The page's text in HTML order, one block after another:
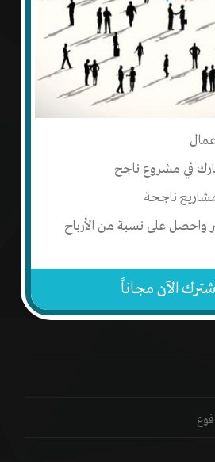
في مشروع ناجح
ناجحة
واحصل على نسبة من الأرباح
الآن مجاناً